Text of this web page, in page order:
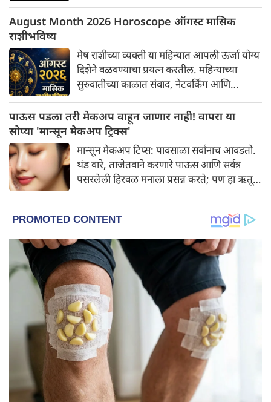
तथाकथित विचारसरणींविरुद्ध वारंवार घोषणा दिल्या
जातात. अलीकडच्या दशकांमध्ये भारतातील प्रमुख
विद्यापीठांमधील (जसे की JNU, HCU, DU आणि
TISS) विद्यार्थी आंदोलनांनंतर, CJP च्या एका
अलीकडील आंदोलनादरम्यानही मनुवाद आणि
ब्राह्मणवादाविरुद्ध घोषणा देण्यात आल्या; यामुळे
असे आरोप झाले की आंदोलनाला मूळ मुद्द्यांपासून
भरकटवले जात आहे. नेमके 'मनुवाद' आणि
'ब्राह्मणवाद' म्हणजे काय? आपण त्यावर थोडक्यात
नजर टाकूया.
August Month 2026 Horoscope ऑगस्ट मासिक
राशीभविष्य
मेष राशीच्या व्यक्ती या महिन्यात आपली ऊर्जा योग्य
दिशेने वळवण्याचा प्रयत्न करतील. महिन्याच्या
सुरुवातीच्या काळात संवाद, नेटवर्किंग आणि
नवीन कामे किंवा प्रकल्प तुम्हाला व्यस्त ठेवू शकतात,
तरीही करिअरशी संबंधित मोठे निर्णय घेण्यापूर्वी
काळजीपूर्वक नियोजन करणे हिताचे ठरेल. कामाच्या
दिशेत अचानक बदल करण्यापेक्षा, सध्या सुरू
असलेल्या कामाला अधिक बळकट करण्यासाठी
महिन्याचा पूर्वार्ध अधिक अनुकूल आहे.
पाऊस पडला तरी मेकअप वाहून जाणार नाही! वापरा या
सोप्या 'मान्सून मेकअप ट्रिक्स'
मान्सून मेकअप टिप्स: पावसाळा सर्वांनाच आवडतो.
थंड वारे, ताजेतवाने करणारे पाऊस आणि सर्वत्र
पसरलेली हिरवळ मनाला प्रसन्न करते; पण हा ऋतू
दिसू शकतो, फाउंडेशनचे पॅचेस पडू शकतात आणि
काजळ किंवा मस्कारा पसरल्यामुळे तुमचा संपूर्ण
लूक खराब होऊ शकतो.